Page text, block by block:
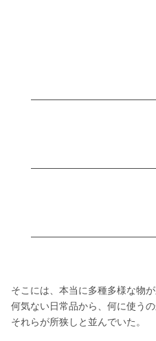
そこには、本当に多種多様な物が
何気ない日常品から、何に使う
それらが所狭しと並んでいた。